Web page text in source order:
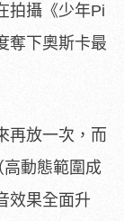
拍攝《少年Pi
奪下奧斯卡最
再放一次，而
動態範圍成
效果全面升